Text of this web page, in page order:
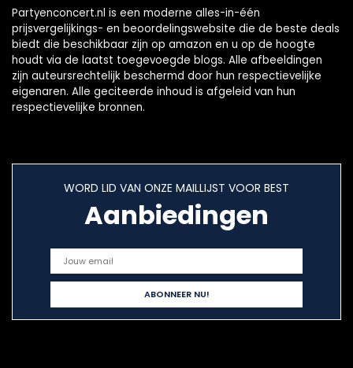
Partyenconcert.nl is een moderne alles-in-één
prijsvergelijkings- en beoordelingswebsite die de beste deals
biedt die beschikbaar zijn op amazon en u op de hoogte
houdt via de laatst toegevoegde blogs. Alle afbeeldingen
zijn auteursrechtelijk beschermd door hun respectievelijke
eigenaren. Alle geciteerde inhoud is afgeleid van hun
respectievelijke bronnen.
WORD LID VAN ONZE MAILLIJST VOOR BEST
Aanbiedingen